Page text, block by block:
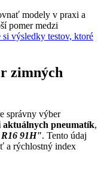
modely v praxi a
pomer medzi
si výsledky testov, ktoré
zimných
správny výber
aktuálnych pneumatík,
R16 91H". Tento údaj
a rýchlostný index